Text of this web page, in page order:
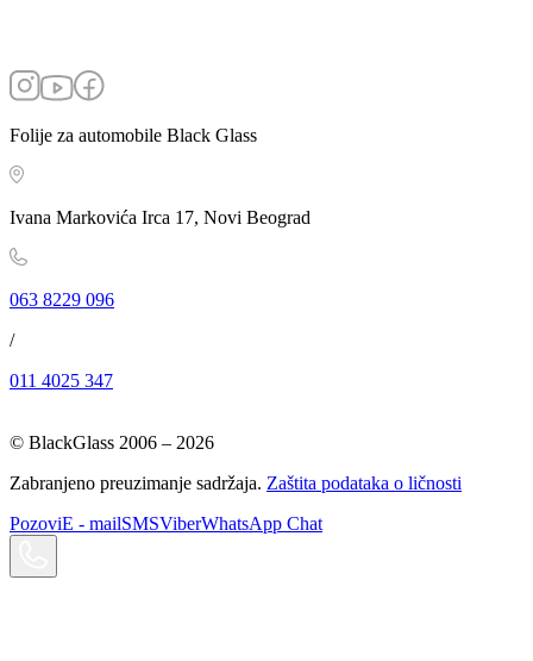
Folije za automobile Black Glass
Ivana Markovića Irca 17, Novi Beograd
063 8229 096
/
011 4025 347
© BlackGlass 2006 – 2026
Zabranjeno preuzimanje sadržaja. Zaštita podataka o ličnosti
PozoviE - mailSMSViberWhatsApp Chat